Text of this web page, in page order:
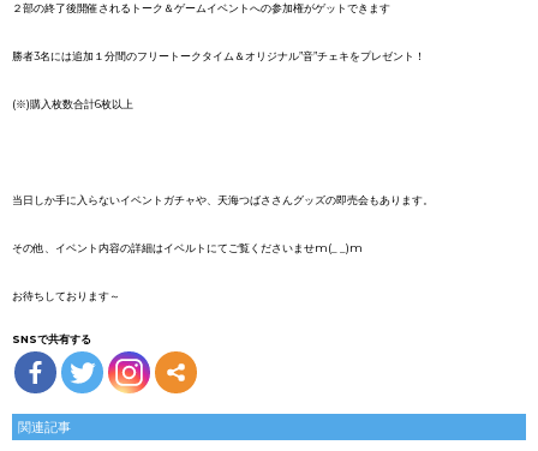
２部の終了後開催されるトーク＆ゲームイベントへの参加権がゲットできます
勝者3名には追加１分間のフリートークタイム＆オリジナル”音”チェキをプレゼント！
(※)購入枚数合計6枚以上
当日しか手に入らないイベントガチャや、天海つばささんグッズの即売会もあります。
その他、イベント内容の詳細はイベルトにてご覧くださいませm(_ _)m
お待ちしております～
SNSで共有する
関連記事